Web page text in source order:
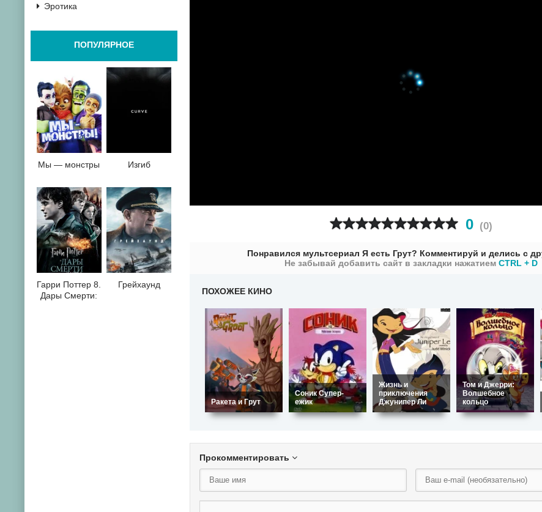
01 2 3 5 6 7 8 9 0 (0)
Понравился мультсериал Я есть Грут? Комментируй и делись с
Не забывай добавить сайт в закладки нажатием CTRL + D
ПОХОЖЕЕ КИНО
Ракета и Грут
Соник Супер-
ежик
Жизнь и
приключения
Джунипер Ли
Том и Джерри:
Волшебное
кольцо
Прокомментировать
Эротика
ПОПУЛЯРНОЕ
Мы — монстры Изгиб
Гарри Поттер 8.
Дары Смерти:
Грейхаунд